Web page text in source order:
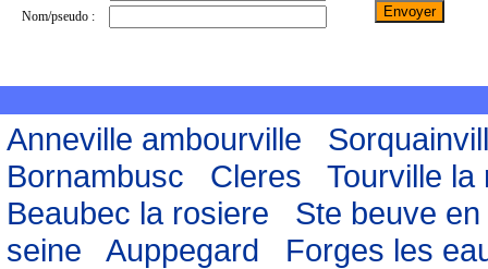
Anneville ambourville
Bornambusc
Cleres
Tourville la
Beaubec la rosiere
Ste beuve
seine
Auppegard Forges les